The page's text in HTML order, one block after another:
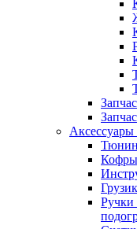
Аксессуары
Кофры
Ручки